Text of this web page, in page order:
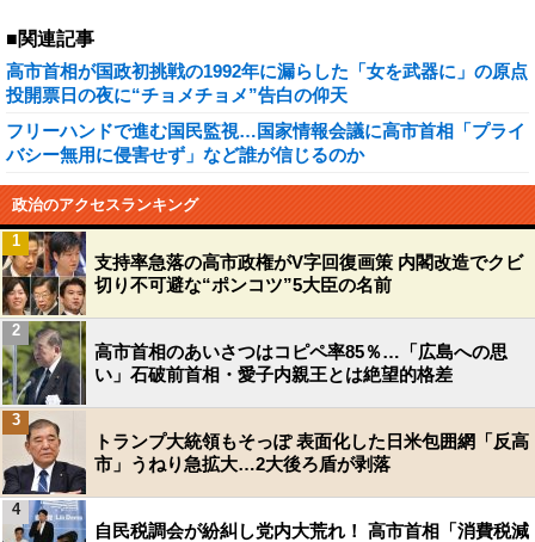
■関連記事
高市首相が国政初挑戦の1992年に漏らした「女を武器に」の原点
投開票日の夜に“チョメチョメ”告白の仰天
フリーハンドで進む国民監視…国家情報会議に高市首相「プライ
バシー無用に侵害せず」など誰が信じるのか
政治のアクセスランキング
支持率急落の高市政権がV字回復画策 内閣改造でクビ
切り不可避な“ポンコツ”5大臣の名前
1
高市首相のあいさつはコピペ率85％…「広島への思
い」石破前首相・愛子内親王とは絶望的格差
2
トランプ大統領もそっぽ 表面化した日米包囲網「反高
市」うねり急拡大…2大後ろ盾が剥落
3
自民税調会が紛糾し党内大荒れ！ 高市首相「消費税減
4